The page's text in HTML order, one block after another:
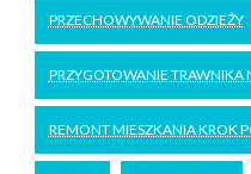
PRZECHOWYWANIE ODZIEŻY
PRZYGOTOWANIE TRAWNIKA
REMONT MIESZKANIA KROK